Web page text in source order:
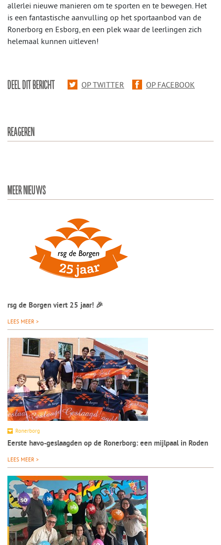
allerlei nieuwe manieren om te sporten en te bewegen. Het
is een fantastische aanvulling op het sportaanbod van de
Ronerborg en Esborg, en een plek waar de leerlingen zich
helemaal kunnen uitleven!
DEEL DIT BERICHT OP TWITTER OP FACEBOOK
REAGEREN
MEER NIEUWS
rsg de Borgen viert 25 jaar! 🎉
LEES MEER >
Ronerborg
Eerste havo-geslaagden op de Ronerborg: een mijlpaal in Roden
LEES MEER >